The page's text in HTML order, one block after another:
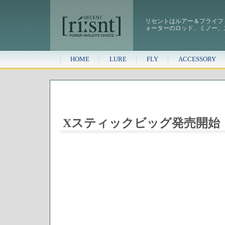
リセントはルアー＆フライ
ォーターのロッド、ミノー
HOME LURE FLY ACCESSORY
Xスティックビッグ発売開始